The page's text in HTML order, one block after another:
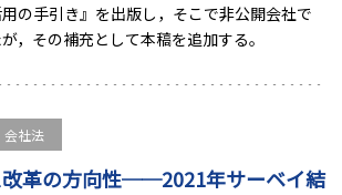
の手引き』を出版し，そこで非公開会社で
，その補充として本稿を追加する。
会社法
革の方向性──2021年サーベイ結